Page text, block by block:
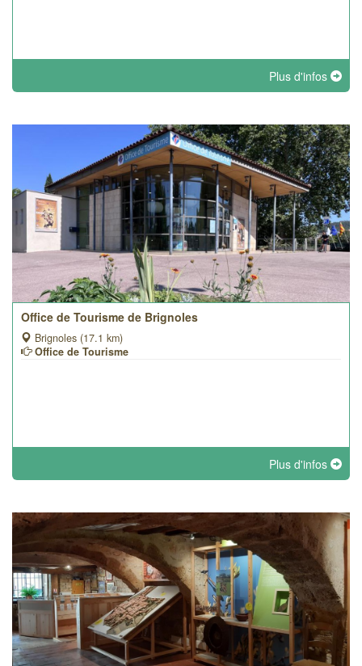
Plus d'infos
Office de Tourisme de Brignoles
Brignoles (17.1 km)
Office de Tourisme
Plus d'infos